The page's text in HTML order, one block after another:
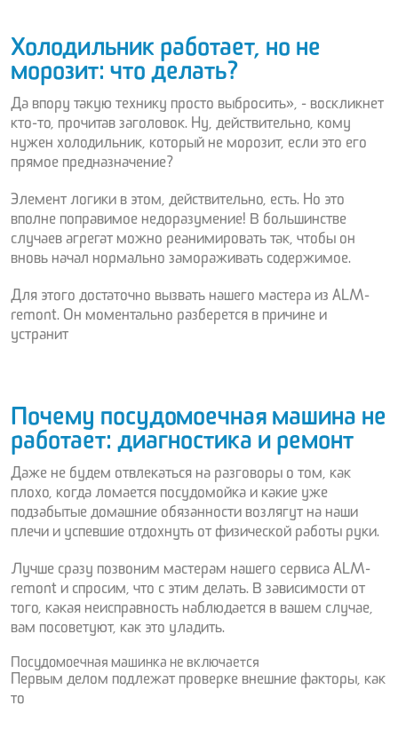
Холодильник работает, но не
морозит: что делать?
Да впору такую технику просто выбросить», - воскликнет
кто-то, прочитав заголовок. Ну, действительно, кому
нужен холодильник, который не морозит, если это его
прямое предназначение?
Элемент логики в этом, действительно, есть. Но это
вполне поправимое недоразумение! В большинстве
случаев агрегат можно реанимировать так, чтобы он
вновь начал нормально замораживать содержимое.
Для этого достаточно вызвать нашего мастера из ALM-
remont. Он моментально разберется в причине и
устранит
Почему посудомоечная машина не
работает: диагностика и ремонт
Даже не будем отвлекаться на разговоры о том, как
плохо, когда ломается посудомойка и какие уже
подзабытые домашние обязанности возлягут на наши
плечи и успевшие отдохнуть от физической работы руки.
Лучше сразу позвоним мастерам нашего сервиса ALM-
remont и спросим, что с этим делать. В зависимости от
того, какая неисправность наблюдается в вашем случае,
вам посоветуют, как это уладить.
Посудомоечная машинка не включается
Первым делом подлежат проверке внешние факторы, как
то